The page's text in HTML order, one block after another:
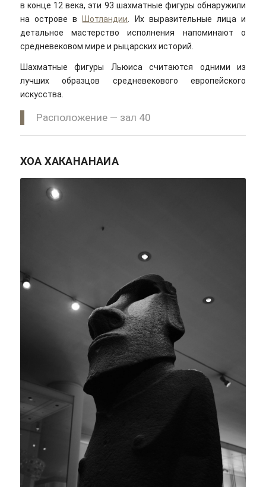
в конце 12 века, эти 93 шахматные фигуры обнаружили
на острове в
Шотландии . Их выразительные лица и
детальное мастерство исполнения напоминают о
средневековом мире и рыцарских историй.
Шахматные фигуры Льюиса считаются одними из
лучших образцов средневекового европейского
искусства.
Расположение — зал 40
ХОА ХАКАНАНАИА